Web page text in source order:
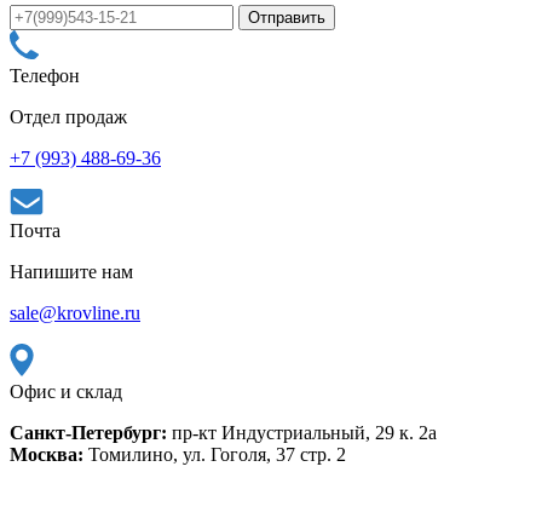
Телефон
Отдел продаж
+7 (993) 488-69-36
Почта
Напишите нам
sale@krovline.ru
Офис и склад
Санкт-Петербург: пр-кт Индустриальный, 29 к. 2а
Москва: Томилино, ул. Гоголя, 37 стр. 2